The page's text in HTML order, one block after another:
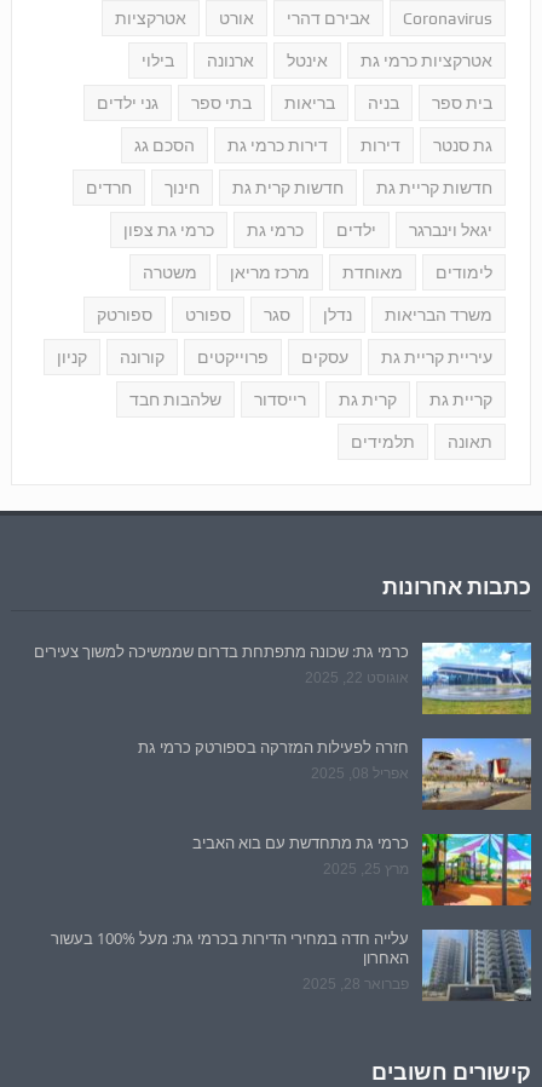
Coronavirus אבירם דהרי אורט אטרקציות
אטרקציות כרמי גת אינטל ארנונה בילוי
בית ספר בניה בריאות בתי ספר גני ילדים
גת סנטר דירות דירות כרמי גת הסכם גג
חדשות קריית גת חדשות קרית גת חינוך חרדים
יגאל וינברגר ילדים כרמי גת כרמי גת צפון
לימודים מאוחדת מרכז מריאן משטרה
משרד הבריאות נדלן סגר ספורט ספורטק
עיריית קריית גת עסקים פרוייקטים קורונה קניון
קריית גת קרית גת רייסדור שלהבות חבד
תאונה תלמידים
כתבות אחרונות
כרמי גת: שכונה מתפתחת בדרום שממשיכה למשוך צעירים
אוגוסט 22, 2025
חזרה לפעילות המזרקה בספורטק כרמי גת
אפריל 08, 2025
כרמי גת מתחדשת עם בוא האביב
מרץ 25, 2025
עלייה חדה במחירי הדירות בכרמי גת: מעל 100% בעשור
האחרון
פברואר 28, 2025
קישורים חשובים